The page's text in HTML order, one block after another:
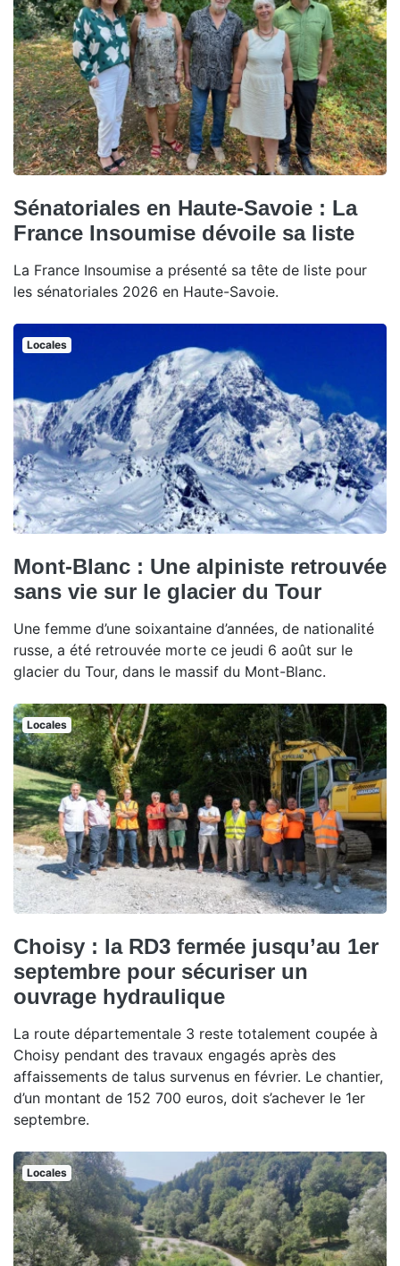
Sénatoriales en Haute-Savoie : La
France Insoumise dévoile sa liste
La France Insoumise a présenté sa tête de liste pour
les sénatoriales 2026 en Haute-Savoie.
Locales
Mont-Blanc : Une alpiniste retrouvée
sans vie sur le glacier du Tour
Une femme d’une soixantaine d’années, de nationalité
russe, a été retrouvée morte ce jeudi 6 août sur le
glacier du Tour, dans le massif du Mont-Blanc.
Locales
Choisy : la RD3 fermée jusqu’au 1er
septembre pour sécuriser un
ouvrage hydraulique
La route départementale 3 reste totalement coupée à
Choisy pendant des travaux engagés après des
affaissements de talus survenus en février. Le chantier,
d’un montant de 152 700 euros, doit s’achever le 1er
septembre.
Locales